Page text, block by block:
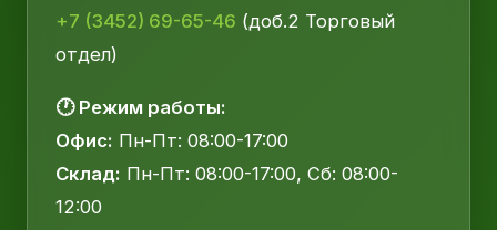
+7 (3452) 69-65-46 (доб.2 Торговый
отдел)
🕐 Режим работы:
Офис: Пн-Пт: 08:00-17:00
Склад: Пн-Пт: 08:00-17:00, Сб: 08:00-
12:00